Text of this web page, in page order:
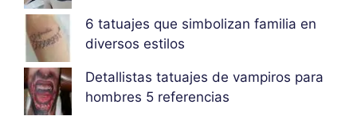
6 tatuajes que simbolizan familia en
diversos estilos
Detallistas tatuajes de vampiros para
hombres 5 referencias